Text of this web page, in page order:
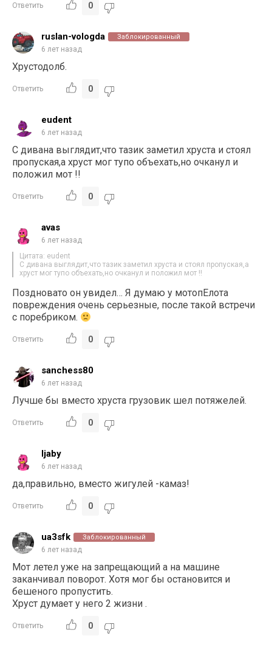
Ответить 0
ruslan-vologda Заблокированный
6 лет назад
Хрустодолб.
Ответить 0
eudent
6 лет назад
С дивана выглядит,что тазик заметил хруста и стоял
пропуская,а хруст мог тупо объехать,но очканул и
положил мот !!
Ответить 0
avas
6 лет назад
Цитата: eudent
С дивана выглядит,что тазик заметил хруста и стоял пропуская,а
хруст мог тупо объехать,но очканул и положил мот !!
Поздновато он увидел… Я думаю у мотопЕлота
повреждения очень серьезные, после такой встречи
с поребриком.
Ответить 0
sanchess80
6 лет назад
Лучше бы вместо хруста грузовик шел потяжелей.
Ответить 0
ljaby
6 лет назад
да,правильно, вместо жигулей -камаз!
Ответить 0
ua3sfk Заблокированный
6 лет назад
Мот летел уже на запрещающий а на машине
заканчивал поворот. Хотя мог бы остановится и
бешеного пропустить.
Хруст думает у него 2 жизни .
Ответить 0